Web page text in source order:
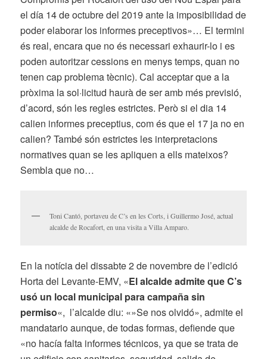
el día 14 de octubre del 2019 ante la imposibilidad de
poder elaborar los informes preceptivos»… El termini
és real, encara que no és necessari exhaurir-lo i es
poden autoritzar cessions en menys temps, quan no
tenen cap problema tècnic). Cal acceptar que a la
pròxima la sol·licitud haurà de ser amb més previsió,
d’acord, són les regles estrictes. Però si el dia 14
calien informes preceptius, com és que el 17 ja no en
calien? També són estrictes les interpretacions
normatives quan se les apliquen a ells mateixos?
Sembla que no…
Toni Cantó, portaveu de C’s en les Corts, i Guillermo José, actual
alcalde de Rocafort, en una visita a Villa Amparo.
En la notícia del dissabte 2 de novembre de l’edició
Horta del Levante-EMV, «El alcalde admite que C’s
usó un local municipal para campaña sin
permiso«, l’alcalde diu: «»Se nos olvidó», admite el
mandatario aunque, de todas formas, defiende que
«no hacía falta informes técnicos, ya que se trata de